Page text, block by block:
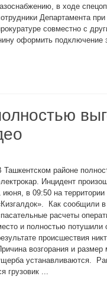
в ходе
Департамента
совместно с
оформить подключение
Ташкентском районе
Инцидент
июня, в 09:50 на
Как сообщили
расчеты
и полностью
происшествия
возгорания и размер
устанавливаются.
грузовик ...